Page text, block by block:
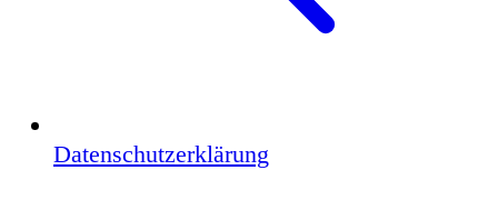
Datenschutzerklärung